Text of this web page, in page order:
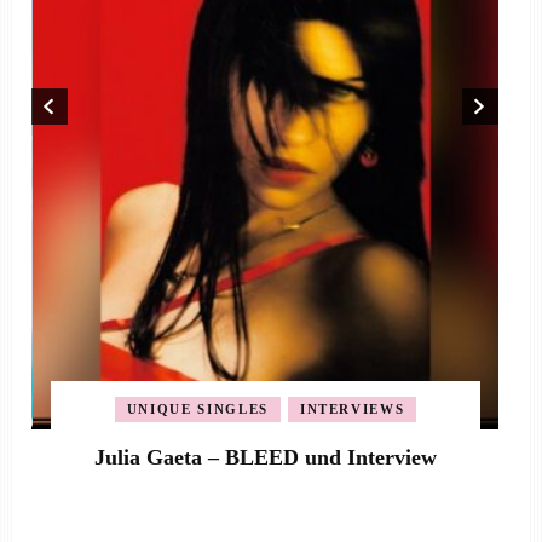
UNIQUE SINGLES INTERVIEWS
Julia Gaeta – BLEED und Interview